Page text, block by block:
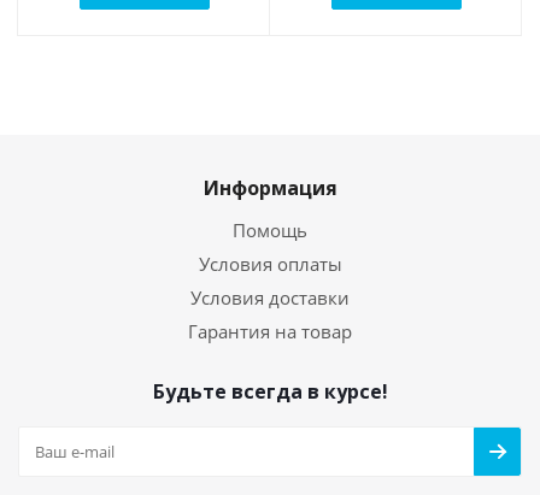
Информация
Помощь
Условия оплаты
Условия доставки
Гарантия на товар
Будьте всегда в курсе!